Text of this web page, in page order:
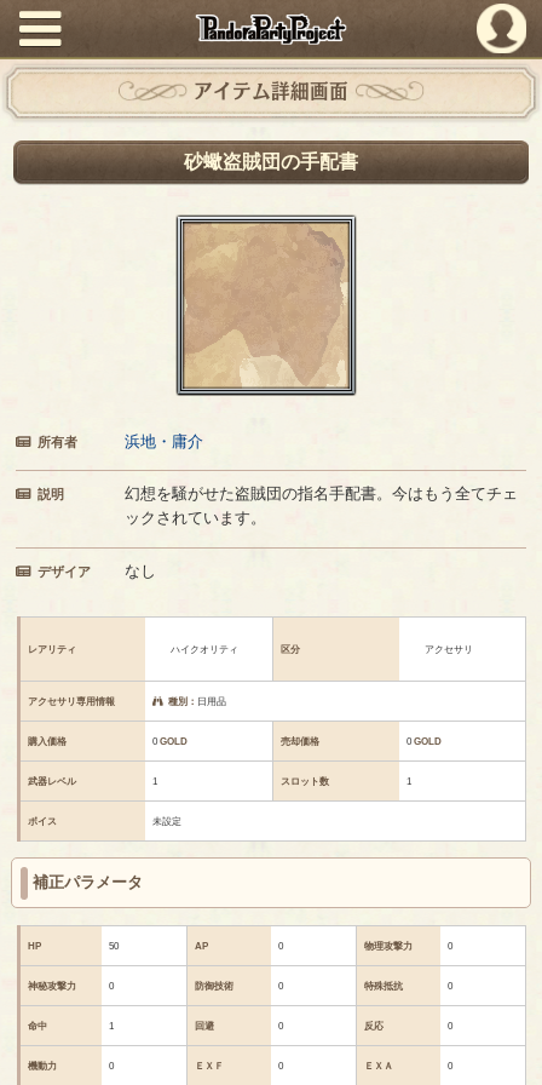
PandoraPartyProject
アイテム詳細画面
砂蠍盗賊団の手配書
所有者 浜地・庸介
説明
幻想を騒がせた盗賊団の指名手配書。今はもう全てチェ
ックされています。
デザイア なし
レアリティ ハイクオリティ 区分 アクセサリ
アクセサリ専用情報 種別： 日用品
購入価格 0GOLD 売却価格 0GOLD
武器レベル 1 スロット数 1
ボイス 未設定
補正パラメータ
HP 50 AP 0 物理攻撃力 0
神秘攻撃力 0 防御技術 0 特殊抵抗 0
命中 1 回避 0 反応 0
機動力 0 ＥＸＦ 0 ＥＸＡ 0